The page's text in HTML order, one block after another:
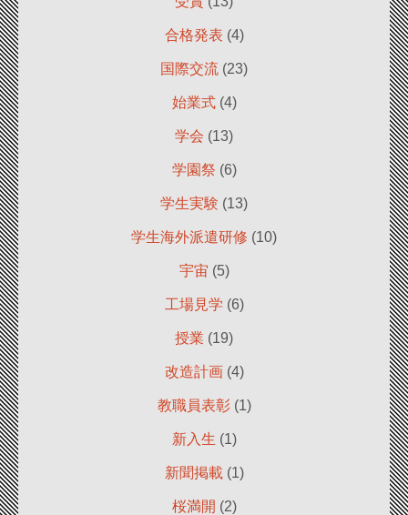
合格発表 (4)
国際交流 (23)
始業式(4)
学会 (13)
学園祭 (6)
学生実験 (13)
学生海外派遣研修 (10)
宇宙 (5)
工場見学 (6)
授業 (19)
改造計画(4)
教職員表彰(1)
新入生 (1)
新聞掲載 (1)
桜満開 (2)